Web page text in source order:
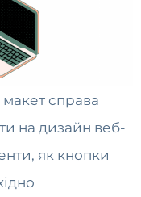
справа
на дизайн веб-
як кнопки